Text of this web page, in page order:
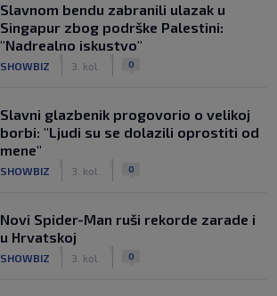
Slavnom bendu zabranili ulazak u
Singapur zbog podrške Palestini:
"Nadrealno iskustvo"
SHOWBIZ 3. kol. 0
Slavni glazbenik progovorio o velikoj
borbi: "Ljudi su se dolazili oprostiti od
mene"
SHOWBIZ 3. kol. 0
Novi Spider-Man ruši rekorde zarade i
u Hrvatskoj
SHOWBIZ 3. kol. 0